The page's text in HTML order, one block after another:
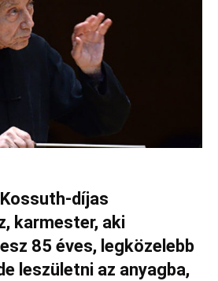
díjas
karmester, aki
85 éves, legközelebb
leszületni az anyagba,